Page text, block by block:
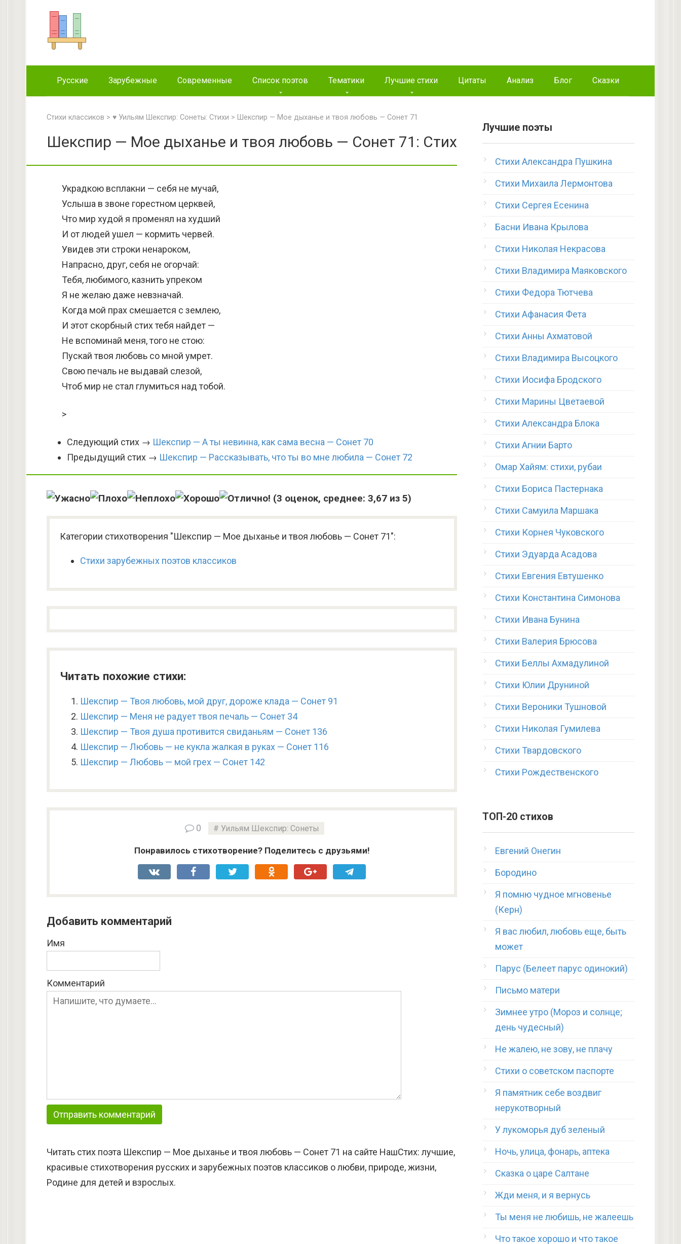
Русские Зарубежные Современные Список поэтов Тематики Лучшие стихи Цитаты Анализ Блог Сказки
Стихи классиков > ♥ Уильям Шекспир: Сонеты: Стихи > Шекспир — Мое дыханье и твоя любовь — Сонет 71
Шекспир — Мое дыханье и твоя любовь — Сонет 71: Стих
Украдкою всплакни — себя не мучай,
Услыша в звоне горестном церквей,
Что мир худой я променял на худший
И от людей ушел — кормить червей.
Увидев эти строки ненароком,
Напрасно, друг, себя не огорчай:
Тебя, любимого, казнить упреком
Я не желаю даже невзначай.
Когда мой прах смешается с землею,
И этот скорбный стих тебя найдет —
Не вспоминай меня, того не стою:
Пускай твоя любовь со мной умрет.
Свою печаль не выдавай слезой,
Чтоб мир не стал глумиться над тобой.
>
Следующий стих → Шекспир — А ты невинна, как сама весна — Сонет 70
Предыдущий стих → Шекспир — Рассказывать, что ты во мне любила — Сонет 72
(3 оценок, среднее: 3,67 из 5)
Категории стихотворения "Шекспир — Мое дыханье и твоя любовь — Сонет 71":
Стихи зарубежных поэтов классиков
Читать похожие стихи:
Шекспир — Твоя любовь, мой друг, дороже клада — Сонет 91
Шекспир — Меня не радует твоя печаль — Сонет 34
Шекспир — Твоя душа противится свиданьям — Сонет 136
Шекспир — Любовь — не кукла жалкая в руках — Сонет 116
Шекспир — Любовь — мой грех — Сонет 142
0 Уильям Шекспир: Сонеты
Понравилось стихотворение? Поделитесь с друзьями!
Добавить комментарий
Имя
Комментарий
Читать стих поэта Шекспир — Мое дыханье и твоя любовь — Сонет 71 на сайте НашСтих: лучшие,
красивые стихотворения русских и зарубежных поэтов классиков о любви, природе, жизни,
Родине для детей и взрослых.
Лучшие поэты
Стихи Александра Пушкина
Стихи Михаила Лермонтова
Стихи Сергея Есенина
Басни Ивана Крылова
Стихи Николая Некрасова
Стихи Владимира Маяковского
Стихи Федора Тютчева
Стихи Афанасия Фета
Стихи Анны Ахматовой
Стихи Владимира Высоцкого
Стихи Иосифа Бродского
Стихи Марины Цветаевой
Стихи Александра Блока
Стихи Агнии Барто
Омар Хайям: стихи, рубаи
Стихи Бориса Пастернака
Стихи Самуила Маршака
Стихи Корнея Чуковского
Стихи Эдуарда Асадова
Стихи Евгения Евтушенко
Стихи Константина Симонова
Стихи Ивана Бунина
Стихи Валерия Брюсова
Стихи Беллы Ахмадулиной
Стихи Юлии Друниной
Стихи Вероники Тушновой
Стихи Николая Гумилева
Стихи Твардовского
Стихи Рождественского
ТОП-20 стихов
Евгений Онегин
Бородино
Я помню чудное мгновенье
(Керн)
Я вас любил, любовь еще, быть
может
Парус (Белеет парус одинокий)
Письмо матери
Зимнее утро (Мороз и солнце;
день чудесный)
Не жалею, не зову, не плачу
Стихи о советском паспорте
Я памятник себе воздвиг
нерукотворный
У лукоморья дуб зеленый
Ночь, улица, фонарь, аптека
Сказка о царе Салтане
Жди меня, и я вернусь
Ты меня не любишь, не жалеешь
Что такое хорошо и что такое